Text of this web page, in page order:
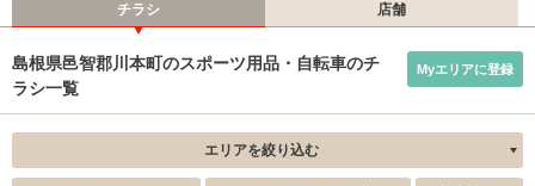
チラシ 店舗
島根県邑智郡川本町のスポーツ用品・自転車のチ
ラシ一覧
Myエリアに登録
エリアを絞り込む